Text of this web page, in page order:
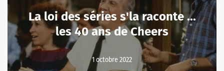
La loi des séries s'la raconte ...
les 40 ans de Cheers
1 octobre 2022